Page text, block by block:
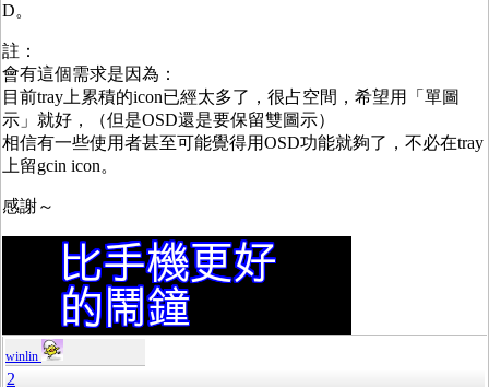
D。
註：
會有這個需求是因為：
目前tray上累積的icon已經太多了，很占空間，希望用「單圖
示」就好，（但是OSD還是要保留雙圖示）
相信有一些使用者甚至可能覺得用OSD功能就夠了，不必在tray
上留gcin icon。
感謝～
winlin
2